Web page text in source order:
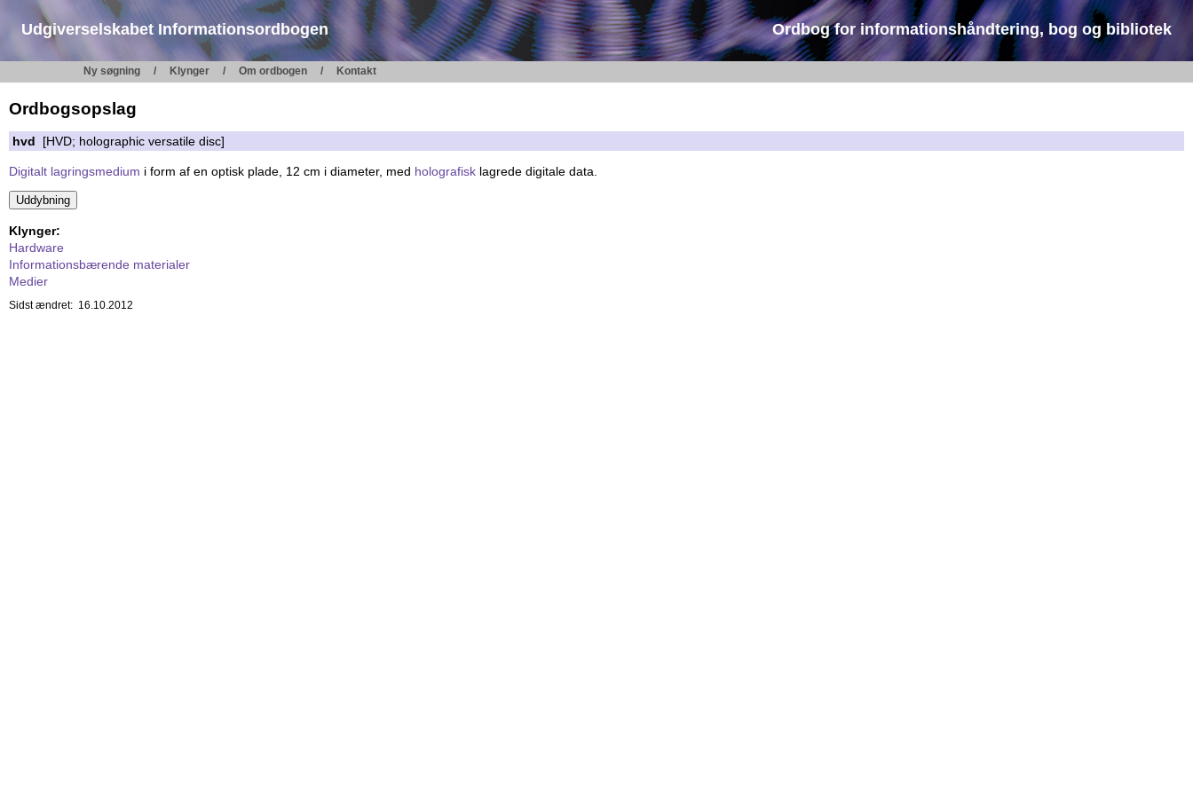
Udgiverselskabet Informationsordbogen Ordbog for informationshåndtering, bog og bibliotek
Ny søgning Klynger Om ordbogen Kontakt
Ordbogsopslag
hvd [HVD; holographic versatile disc]
Digitalt lagringsmedium i form af en optisk plade, 12 cm i diameter, med holografisk lagrede digitale data.
Klynger:
Hardware
Informationsbærende materialer
Medier
Sidst ændret: 16.10.2012